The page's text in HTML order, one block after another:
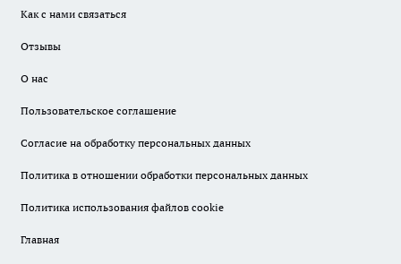
Как с нами связаться
Отзывы
О нас
Пользовательское соглашение
Согласие на обработку персональных данных
Политика в отношении обработки персональных данных
Политика использования файлов cookie
Главная